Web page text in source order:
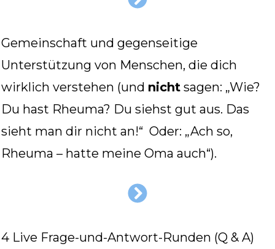
Gemeinschaft und gegenseitige
Unterstützung von Menschen, die dich
wirklich verstehen (und nicht sagen: „Wie?
Du hast Rheuma? Du siehst gut aus. Das
sieht man dir nicht an!“ Oder: „Ach so,
Rheuma – hatte meine Oma auch“).
4 Live Frage-und-Antwort-Runden (Q & A)